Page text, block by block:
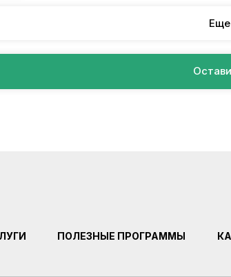
ПОЛЕЗНЫЕ ПРОГРАММЫ